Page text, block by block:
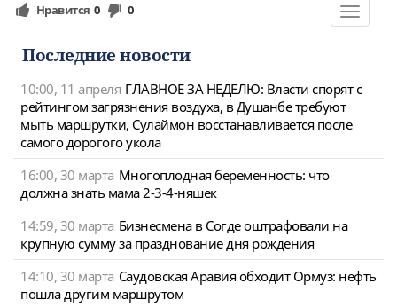
Toggle
Нравится 0 0
Последние новости
10:00, 11 апреля ГЛАВНОЕ ЗА НЕДЕЛЮ: Власти спорят с
рейтингом загрязнения воздуха, в Душанбе требуют
мыть маршрутки, Сулаймон восстанавливается после
самого дорогого укола
16:00, 30 марта Многоплодная беременность: что
должна знать мама 2-3-4-няшек
14:59, 30 марта Бизнесмена в Согде оштрафовали на
крупную сумму за празднование дня рождения
14:10, 30 марта Саудовская Аравия обходит Ормуз: нефть
пошла другим маршрутом